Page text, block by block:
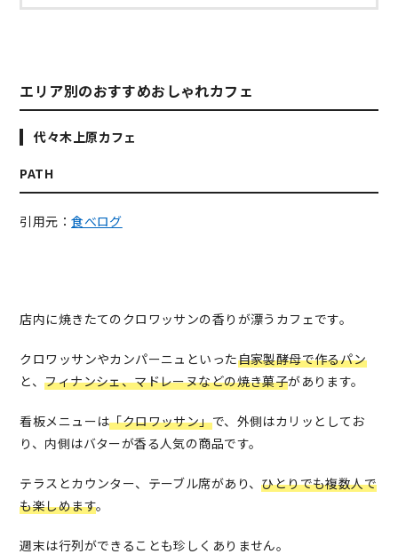
エリア別のおすすめおしゃれカフェ
代々木上原カフェ
PATH
引用元：食べログ
店内に焼きたてのクロワッサンの香りが漂うカフェです。
クロワッサンやカンパーニュといった自家製酵母で作るパン
と、フィナンシェ、マドレーヌなどの焼き菓子があります。
看板メニューは「クロワッサン」で、外側はカリッとしてお
り、内側はバターが香る人気の商品です。
テラスとカウンター、テーブル席があり、ひとりでも複数人で
も楽しめます。
週末は行列ができることも珍しくありません。